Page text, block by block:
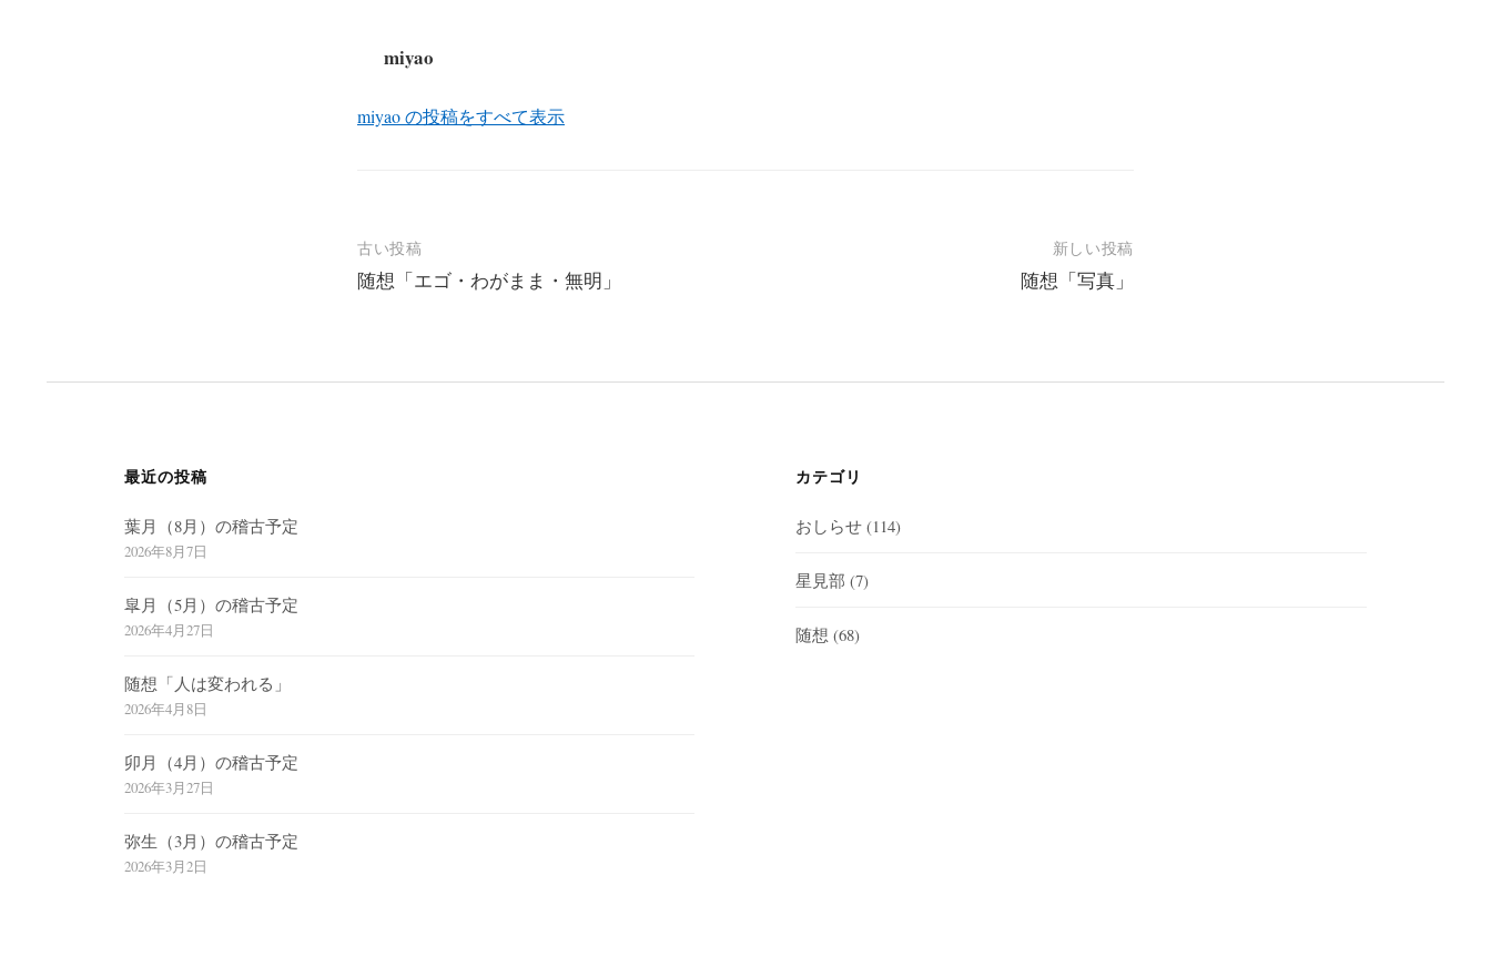
miyao
miyao の投稿をすべて表示
投
稿
古い投稿
随想「エゴ・わがまま・無明」
新しい投稿
随想「写真」
最近の投稿
葉月（8月）の稽古予定
2026年8月7日
皐月（5月）の稽古予定
2026年4月27日
随想「人は変われる」
2026年4月8日
卯月（4月）の稽古予定
2026年3月27日
弥生（3月）の稽古予定
2026年3月2日
カテゴリ
おしらせ (114)
星見部 (7)
随想 (68)